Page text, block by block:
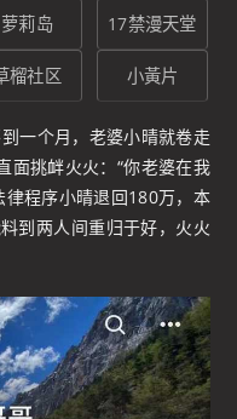
萝莉岛 17禁漫天堂
榴社区 小黃片
一个月，老婆小晴就卷走
面挑衅火火：“你老婆在我
律程序小晴退回180万，本
到两人间重归于好，火火